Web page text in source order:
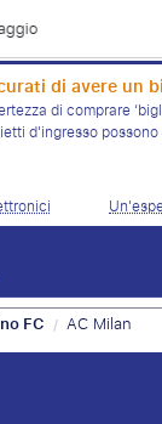
al 100%
di avere un
di comprare
d'ingresso
FC / AC Milan